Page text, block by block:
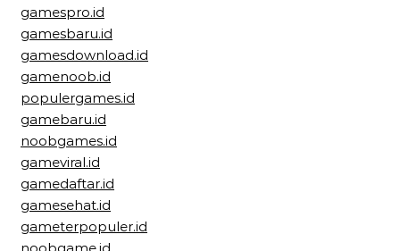
gamespro.id
gamesbaru.id
gamesdownload.id
gamenoob.id
populergames.id
gamebaru.id
noobgames.id
gameviral.id
gamedaftar.id
gamesehat.id
gameterpopuler.id